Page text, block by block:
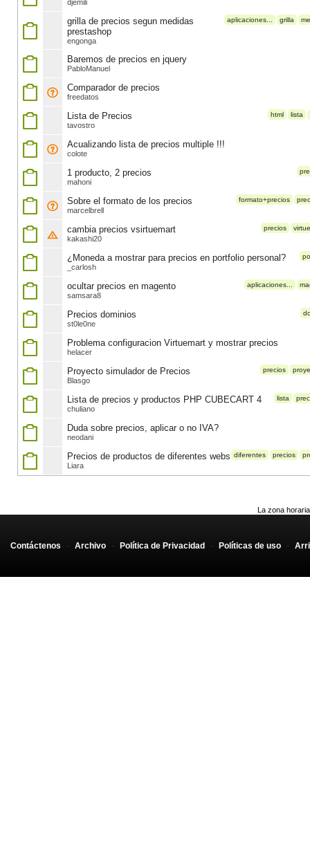
djemili
aplicaciones... grilla
grilla de precios segun medidas
prestashop
engonga
Baremos de precios en jquery
PabloManuel
Comparador de precios
freedatos
html lista
Lista de Precios
tavostro
Acualizando lista de precios multiple !!!
colote
1 producto, 2 precios
mahoni
formato+precios
Sobre el formato de los precios
marcelbrell
precios
cambia precios vsirtuemart
kakashi20
¿Moneda a mostrar para precios en portfolio personal?
_carlosh
aplicaciones...
ocultar precios en magento
samsara8
Precios dominios
st0le0ne
Problema configuracion Virtuemart y mostrar precios
helacer
precios
Proyecto simulador de Precios
Blasgo
lista
Lista de precios y productos PHP CUBECART 4
chuliano
Duda sobre precios, aplicar o no IVA?
neodani
diferentes precios
Precios de productos de diferentes webs
Liara
La zona
Contáctenos - Archivo - Política de Privacidad - Políticas de uso -